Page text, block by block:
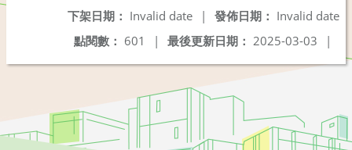
發佈日期： Invalid date
下架日期： Invalid date
|
最後更新日期： 2025-03-03 |
點閱數： 601 |